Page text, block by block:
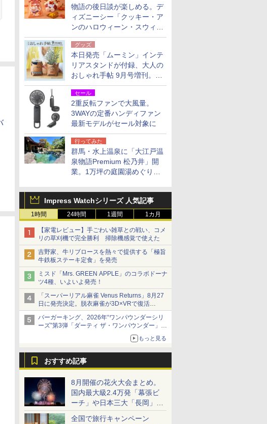
物語の後日談が楽しめる。デ
ィズニーシー「クッキー・ア
ンのハロウィーン・スウィー
トサプライズ」限定グッズ公
開グッズ
本日発売「ムーミン」インテ
リアスタンドが付録、大人の
おしゃれ手帖 9月号増刊。レ
ザー調で高級感ある2個セッ
トセール
2重反転ファンで大風量。
3WAYの定番ハンディファン
最新モデルがセール対象に
行ってみた
群馬・水上温泉に「大江戸温
泉物語Premium 松乃井」開
業。1万坪の庭園湯めぐり＆
た！
Impress Watchシリーズ 人気記事
1時間 24時間 1週間 1カ月
【家電レビュー】手ごわい雑草との戦い、コメ
リの草刈機で完全勝利 掃除機感覚で使えた
吉野家、牛リブロースを熱々で提供する「極旨
牛鉄板ステーキ定食」を発売
ミスド「Mrs. GREEN APPLE」のコラボドーナ
ツ4種、いよいよ発売！
「スーパーリアル麻雀 Venus Returns」8月27
日に発売決定。脱衣麻雀が3D×VRで復活
発売から2週間は20%オフになるセールが実施
バーガーキング、2026年“ワンパウンダーシリ
ーズ”第3弾「ダーティ ザ・ワンパウンダー」を
「特製ガーリックマヨソース」を使用した超大
もっと見る
おすすめ記事
8月開催の花火大会まとめ。
国内最大級2.4万発「幕張ビ
ーチ」や日本三大「長岡」な
ど大型イベント目白押し！
全国で旅行キャンペーン